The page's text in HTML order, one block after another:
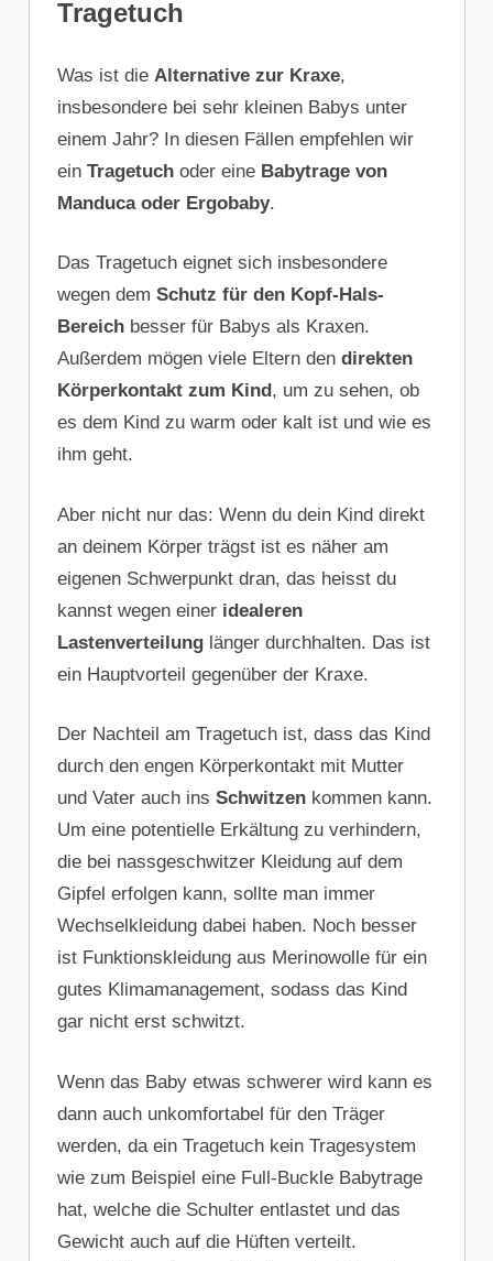
Tragetuch
Was ist die Alternative zur Kraxe,
insbesondere bei sehr kleinen Babys unter
einem Jahr? In diesen Fällen empfehlen wir
ein Tragetuch oder eine Babytrage von
Manduca oder Ergobaby.
Das Tragetuch eignet sich insbesondere
wegen dem Schutz für den Kopf-Hals-
Bereich besser für Babys als Kraxen.
Außerdem mögen viele Eltern den direkten
Körperkontakt zum Kind , um zu sehen, ob
es dem Kind zu warm oder kalt ist und wie es
ihm geht.
Aber nicht nur das: Wenn du dein Kind direkt
an deinem Körper trägst ist es näher am
eigenen Schwerpunkt dran, das heisst du
kannst wegen einer idealeren
Lastenverteilung länger durchhalten. Das ist
ein Hauptvorteil gegenüber der Kraxe.
Der Nachteil am Tragetuch ist, dass das Kind
durch den engen Körperkontakt mit Mutter
und Vater auch ins Schwitzen kommen kann.
Um eine potentielle Erkältung zu verhindern,
die bei nassgeschwitzer Kleidung auf dem
Gipfel erfolgen kann, sollte man immer
Wechselkleidung dabei haben. Noch besser
ist Funktionskleidung aus Merinowolle für ein
gutes Klimamanagement, sodass das Kind
gar nicht erst schwitzt.
Wenn das Baby etwas schwerer wird kann es
dann auch unkomfortabel für den Träger
werden, da ein Tragetuch kein Tragesystem
wie zum Beispiel eine Full-Buckle Babytrage
hat, welche die Schulter entlastet und das
Gewicht auch auf die Hüften verteilt.